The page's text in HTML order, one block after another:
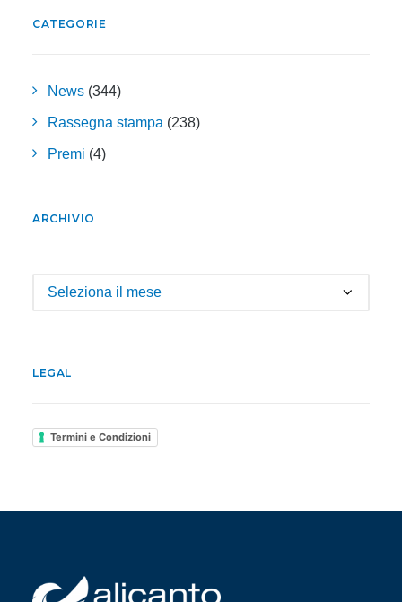
CATEGORIE
News (344)
Rassegna stampa (238)
Premi (4)
ARCHIVIO
Archivio
LEGAL
Termini e Condizioni